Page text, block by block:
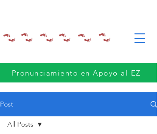
Pronunciamiento en Apoyo al EZ
Post
All Posts